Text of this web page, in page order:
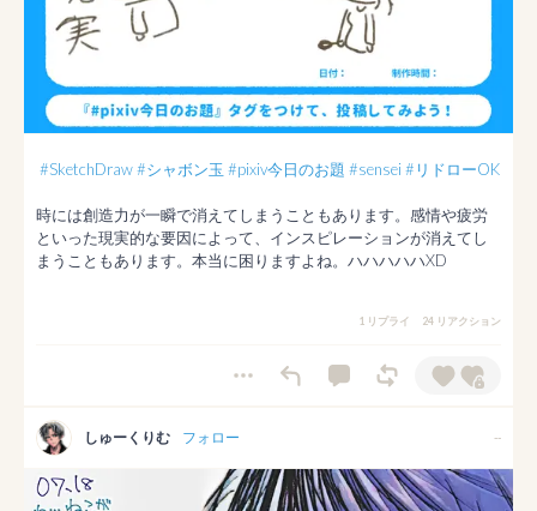
#SketchDraw#シャボン玉 #pixiv今日のお題 #sensei #リドローOK
時には創造力が一瞬で消えてしまうこともあります。感情や疲労
といった現実的な要因によって、インスピレーションが消えてし
1 リプライ 24 リアクション
しゅーくりむ‎ フォロー --